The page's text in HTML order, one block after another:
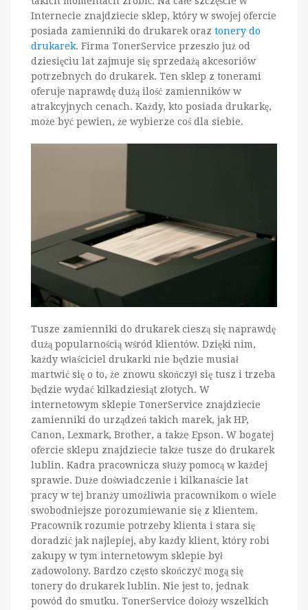
Internecie znajdziecie sklep, który w swojej ofercie
posiada zamienniki do drukarek oraz tonery do
drukarek. Firma TonerService przeszło już od
dziesięciu lat zajmuje się sprzedażą akcesoriów
potrzebnych do drukarek. Ten sklep z tonerami
oferuje naprawdę dużą ilość zamienników w
atrakcyjnych cenach. Każdy, kto posiada drukarkę,
może być pewien, że wybierze coś dla siebie.
Tusze zamienniki do drukarek cieszą się naprawdę
dużą popularnością wśród klientów. Dzięki nim,
każdy właściciel drukarki nie będzie musiał
martwić się o to, że znowu skończył się tusz i trzeba
będzie wydać kilkadziesiąt złotych. W
internetowym sklepie TonerService znajdziecie
zamienniki do urządzeń takich marek, jak HP,
Canon, Lexmark, Brother, a także Epson. W bogatej
ofercie sklepu znajdziecie także tusze do drukarek
lublin. Kadra pracownicza służy pomocą w każdej
sprawie. Duże doświadczenie i kilkanaście lat
pracy w tej branży umożliwia pracownikom o wiele
swobodniejsze porozumiewanie się z klientem.
Pracownik rozumie potrzeby klienta i stara się
doradzić jak najlepiej, aby każdy klient, który robi
zakupy w tym internetowym sklepie był
zadowolony. Bardzo często skończyć mogą się
tonery do drukarek lublin. Nie jest to, jednak
powód do smutku. TonerService dołoży wszelkich